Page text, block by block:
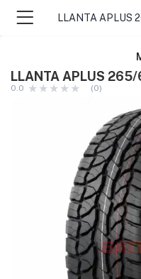
LLANTA APLUS
LLANTA APLUS
0.0 (0)